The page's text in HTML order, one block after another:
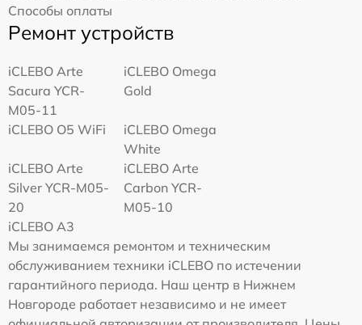
Способы оплаты
Ремонт устройств
iCLEBO Arte
Sacura YCR-
M05-11
iCLEBO Omega
Gold
iCLEBO O5 WiFi
iCLEBO Omega
White
iCLEBO Arte
Silver YCR-M05-
20
iCLEBO Arte
Carbon YCR-
M05-10
iCLEBO A3
Мы занимаемся ремонтом и техническим
обслуживанием техники iCLEBO по истечении
гарантийного периода. Наш центр в Нижнем
Новгороде работает независимо и не имеет